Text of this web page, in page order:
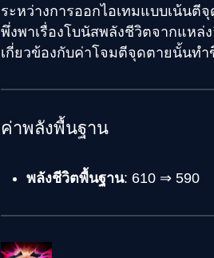
ระหว่างการออกไอเทมแบบเน้นตี
พึ่งพาเรื่องโบนัสพลังชีวิตจากแหล่
เกี่ยวข้องกับค่าโจมตีจุดตายนั้นทำ
ค่าพลังพื้นฐาน
พลังชีวิตพื้นฐาน: 610 ⇒ 590